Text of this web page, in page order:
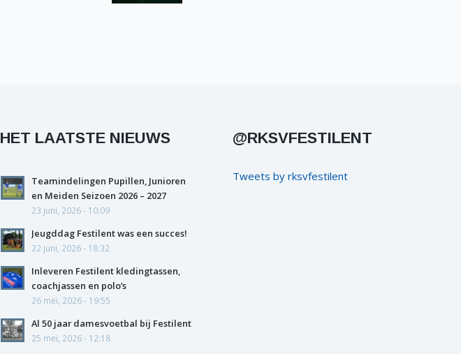
HET LAATSTE NIEUWS
Teamindelingen Pupillen, Junioren
en Meiden Seizoen 2026 – 2027
23 juni, 2026 - 10:09
Jeugddag Festilent was een succes!
22 juni, 2026 - 18:32
Inleveren Festilent kledingtassen,
coachjassen en polo’s
26 mei, 2026 - 19:55
Al 50 jaar damesvoetbal bij Festilent
25 mei, 2026 - 12:18
@RKSVFESTILENT
Tweets by rksvfestilent